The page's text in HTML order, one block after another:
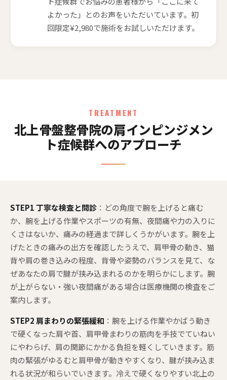
よかった」とのお声をいただいています。初
回限定¥2,980で施術をお試しいただけます。
TREATMENT
北上骨盤整骨院の肩インピンジメン
ト症候群へのアプローチ
STEP1 丁寧な検査と問診 ：どの角度で腕を上げると痛む
か、腕を上げる作業やスポーツの有無、夜間痛や力の入りに
くさはないか、痛みの経過まで詳しくうかがいます。腕を上
げたときの痛みの出方を確認したうえで、肩甲骨の動き、猫
背や肩の巻き込みの程度、背骨や姿勢のバランスを見て、な
ぜあなたの肩で腱が挟み込まれるのかを明らかにします。腕
が上がらない・強い夜間痛がある場合は医療機関の検査をご
案内します。
STEP2 肩まわりの緊張緩和 ：腕を上げる作業やかばう動き
で硬くなった肩や首、肩甲骨まわりの筋肉を手技でていねい
にやわらげ、肩の関節にかかる負担を軽くしていきます。筋
肉の緊張がゆるむと肩甲骨が動きやすくなり、腱が挟み込ま
れる状況が和らいでいきます。冷えで硬くなりやすい北上の